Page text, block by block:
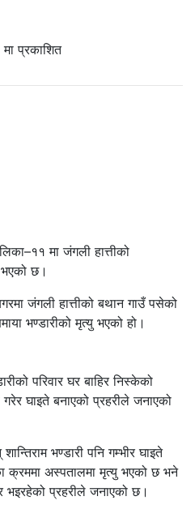
प्रकाशित
मा जंगली हात्तीको
छ।
जंगली हात्तीको बथान गाउँ पसेको
भण्डारीको मृत्यु भएको हो।
परिवार घर बाहिर निस्केको
घाइते बनाएको प्रहरीले जनाएको
भण्डारी पनि गम्भीर घाइते
क्रममा अस्पतालमा मृत्यु भएको छ भने
भइरहेको प्रहरीले जनाएको छ।